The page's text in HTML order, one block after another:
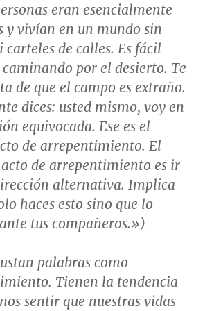
eran esencialmente
y vivían en un mundo sin
carteles de calles. Es fácil
caminando por el desierto. Te
de que el campo es extraño.
dices: usted mismo, voy en
equivocada. Ese es el
de arrepentimiento. El
acto de arrepentimiento es ir
alternativa. Implica
haces esto sino que lo
tus compañeros.»)
palabras como
Tienen la tendencia
sentir que nuestras vidas